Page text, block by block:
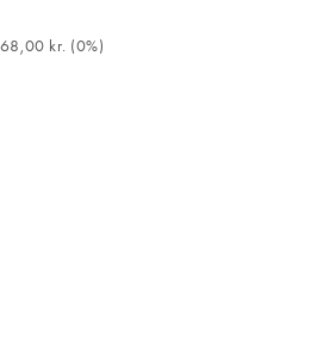
30 dage 68,00 kr. (0%). Var
kr. (0%)